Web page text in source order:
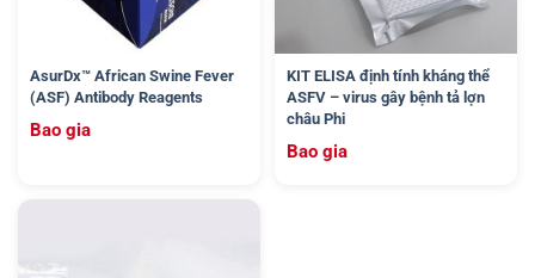
AsurDx™ African Swine Fever
(ASF) Antibody Reagents
Bao gia
KIT ELISA định tính kháng thể
ASFV – virus gây bệnh tả lợn
châu Phi
Bao gia